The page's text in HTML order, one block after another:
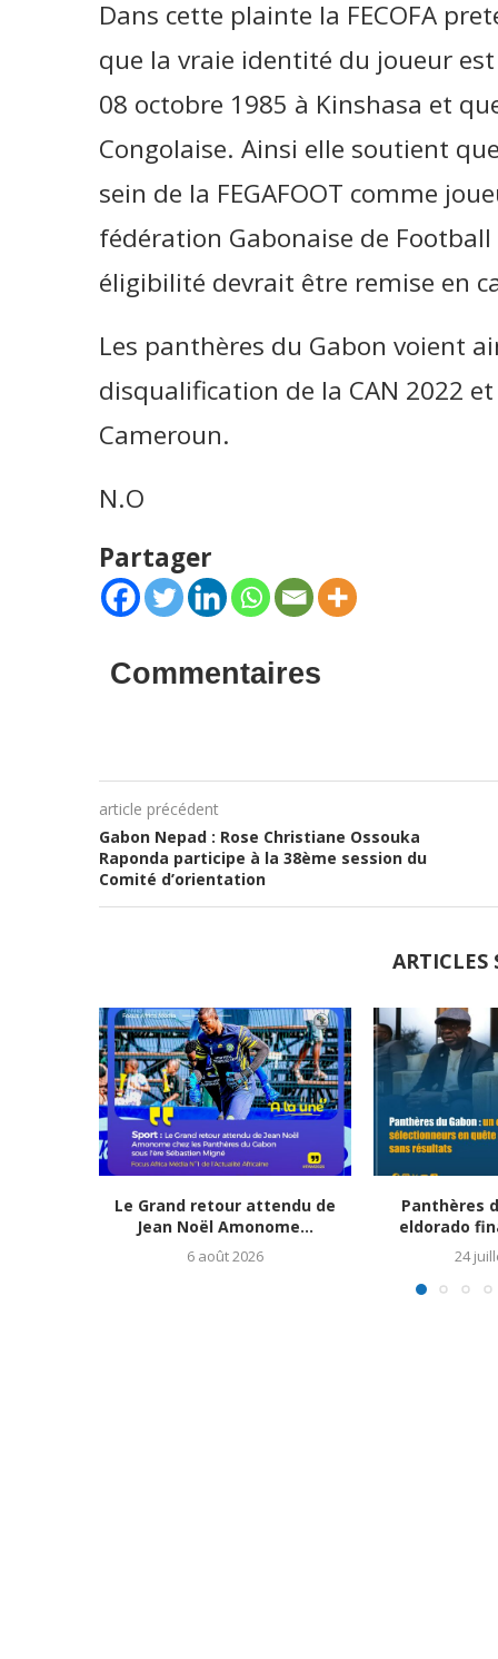
Dans cette plainte la FECOFA
que la vraie identité du joueur
08 octobre 1985 à Kinshasa et
Congolaise. Ainsi elle soutient
sein de la FEGAFOOT comme
fédération Gabonaise de
éligibilité devrait être remise en
Les panthères du Gabon voient
disqualification de la CAN 2022
Cameroun.
N.O
Partager
Commentaires
article précédent
Gabon Nepad : Rose Christiane Ossouka
Raponda participe à la 38ème session du
Comité d’orientation
ARTICLES
Le Grand retour attendu de
Jean Noël Amonome...
6 août 2026
Panthères
eldorado
24